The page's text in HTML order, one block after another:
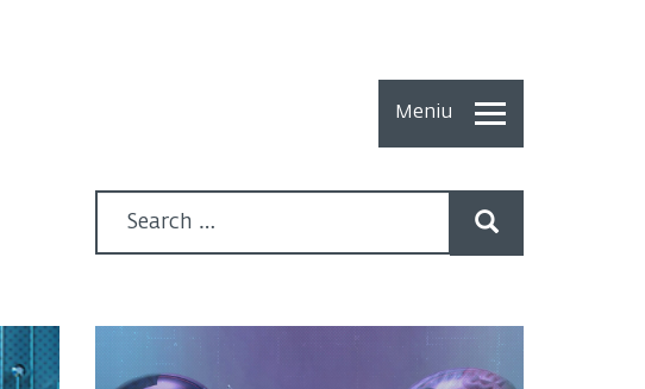
Meniu
How To
recente